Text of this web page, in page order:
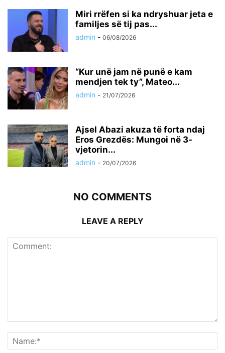
Miri rrëfen si ka ndryshuar jeta e
familjes së tij pas...
admin - 06/08/2026
“Kur unë jam në punë e kam
mendjen tek ty”, Mateo...
admin - 21/07/2026
Ajsel Abazi akuza të forta ndaj
Eros Grezdës: Mungoi në 3-
vjetorin...
admin - 20/07/2026
NO COMMENTS
LEAVE A REPLY